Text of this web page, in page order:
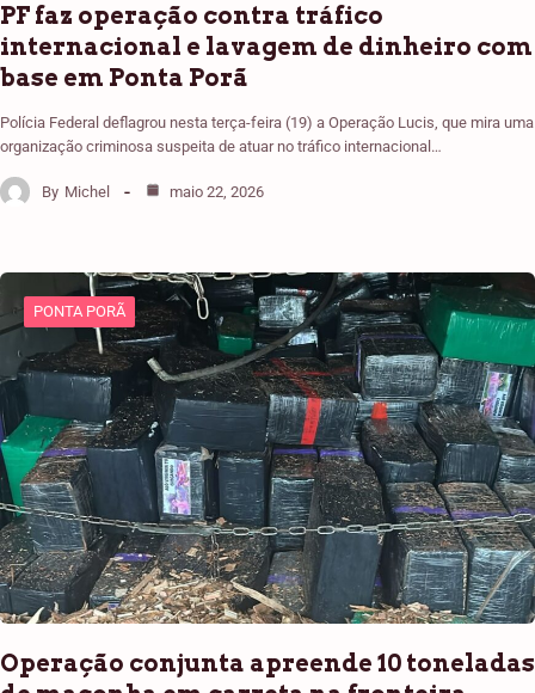
PF faz operação contra tráfico
internacional e lavagem de dinheiro com
base em Ponta Porã
Polícia Federal deflagrou nesta terça-feira (19) a Operação Lucis, que mira uma
organização criminosa suspeita de atuar no tráfico internacional…
By Michel maio 22, 2026
PONTA PORÃ
Operação conjunta apreende 10 toneladas